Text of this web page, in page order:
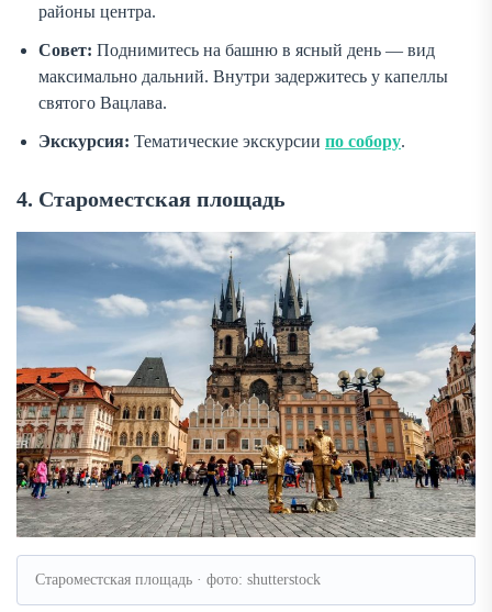
районы центра.
Совет: Поднимитесь на башню в ясный день — вид
максимально дальний. Внутри задержитесь у капеллы
святого Вацлава.
Экскурсия: Тематические экскурсии по собору.
4. Староместская площадь
Староместская площадь · фото: shutterstock